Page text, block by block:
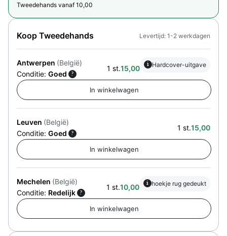
Tweedehands vanaf 10,00
Koop Tweedehands
Antwerpen (België)
Conditie: Goed ?
1 st.15,00 i Hardcover-uitgave
Leuven (België)
Conditie: Goed ?
1 st.15,00
Mechelen (België)
Conditie: Redelijk ?
1 st.10,00 i hoekje rug gedeukt
Levertijd: 1-2 werkdagen